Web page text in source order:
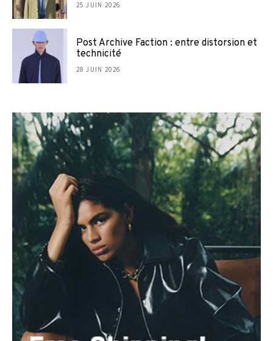
25 JUIN 2026
Post Archive Faction : entre distorsion et
technicité
28 JUIN 2026